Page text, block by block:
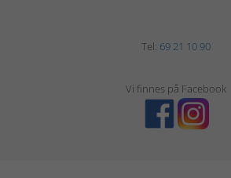
Tel: 69 21 10 90
Vi finnes på Facebook